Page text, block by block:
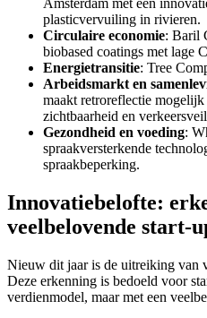
Amsterdam met een
plasticvervuiling in rivieren.
Circulaire economie: Baril
biobased coatings met lage
Energietransitie: Tree
Arbeidsmarkt en
maakt retroreflectie
zichtbaarheid en
Gezondheid en voeding:
spraakversterkende
spraakbeperking.
Innovatiebelofte:
veelbelovende start-
Nieuw dit jaar is de uitreiking van
Deze erkenning is bedoeld voor
verdienmodel, maar met een